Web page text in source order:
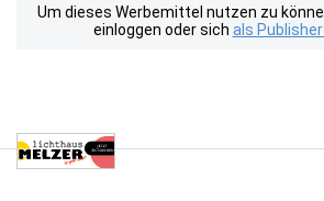
Um dieses Werbemittel nutzen zu
einloggen oder sich als